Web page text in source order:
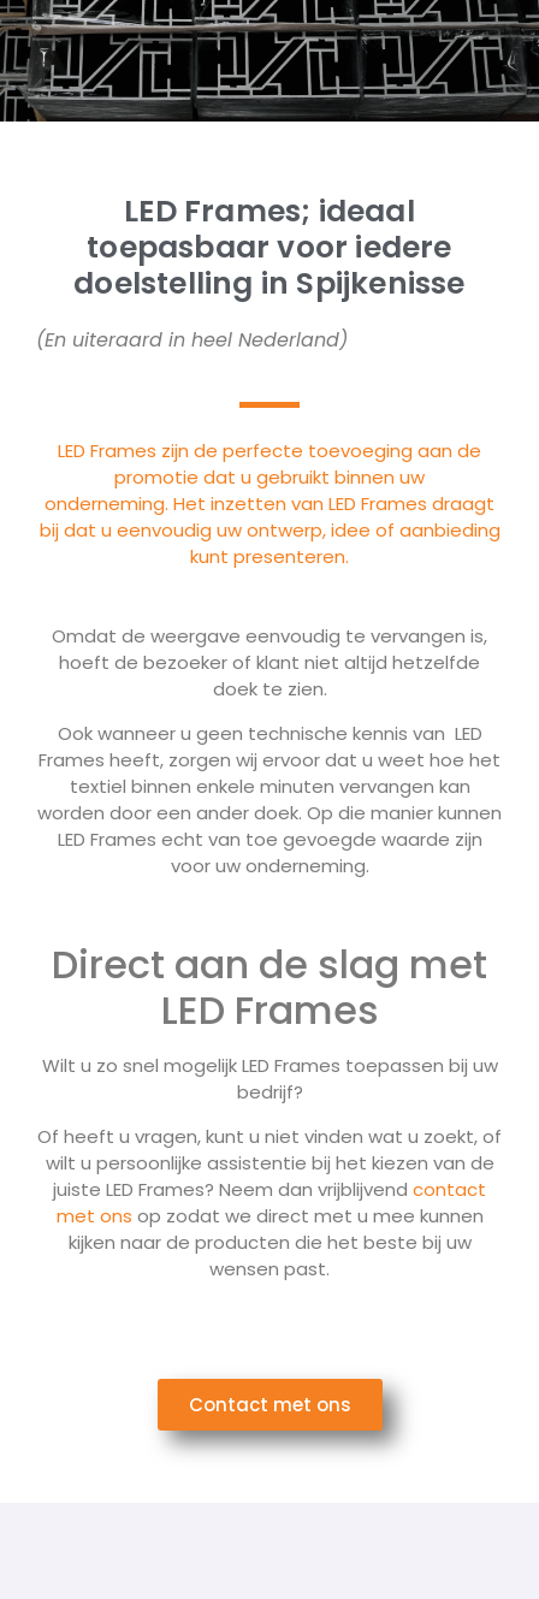
LED Frames; ideaal
toepasbaar voor iedere
doelstelling in Spijkenisse
(En uiteraard in heel Nederland)
LED Frames zijn de perfecte toevoeging aan de
promotie dat u gebruikt binnen uw
onderneming. Het inzetten van LED Frames draagt
bij dat u eenvoudig uw ontwerp, idee of aanbieding
kunt presenteren.
Omdat de weergave eenvoudig te vervangen is,
hoeft de bezoeker of klant niet altijd hetzelfde
doek te zien.
Ook wanneer u geen technische kennis van LED
Frames heeft, zorgen wij ervoor dat u weet hoe het
textiel binnen enkele minuten vervangen kan
worden door een ander doek. Op die manier kunnen
LED Frames echt van toe gevoegde waarde zijn
voor uw onderneming.
Direct aan de slag met
LED Frames
Wilt u zo snel mogelijk LED Frames toepassen bij uw
bedrijf?
Of heeft u vragen, kunt u niet vinden wat u zoekt, of
wilt u persoonlijke assistentie bij het kiezen van de
juiste LED Frames? Neem dan vrijblijvend contact
met ons op zodat we direct met u mee kunnen
kijken naar de producten die het beste bij uw
wensen past.
Contact met ons